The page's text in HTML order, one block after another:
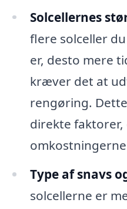
Solcellernes
flere solceller
er, desto mere
kræver det at
rengøring.
direkte
Type af snavs
solcellerne er